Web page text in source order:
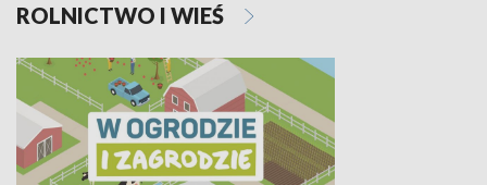
ROLNICTWO I WIEŚ